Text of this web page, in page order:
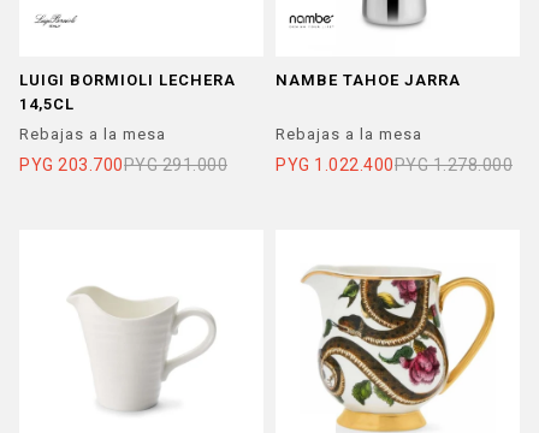
LUIGI BORMIOLI LECHERA
14,5CL
Rebajas a la mesa
PYG 203.700PYG 291.000
NAMBE TAHOE JARRA
Rebajas a la mesa
PYG 1.022.400PYG 1.278.000